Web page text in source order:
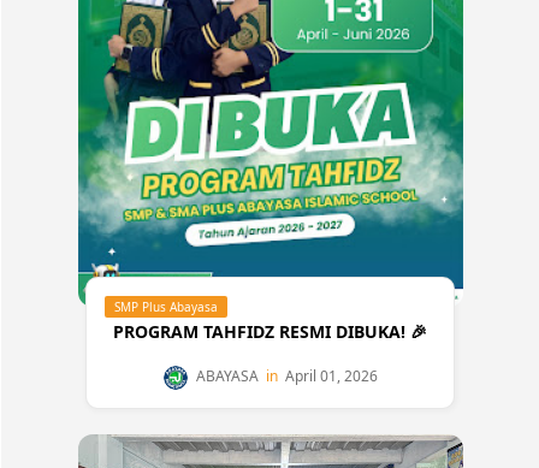
SMP Plus Abayasa
PROGRAM TAHFIDZ RESMI DIBUKA! 🎉
ABAYASA April 01, 2026